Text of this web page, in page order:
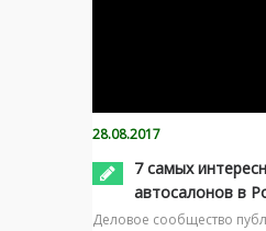
28.08.2017
7 самых
автосалонов в
Деловое сообщество